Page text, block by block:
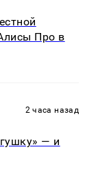
Про в
2 часа назад
— и